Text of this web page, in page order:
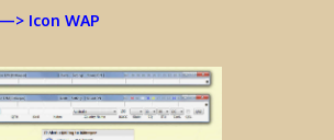
Icon WAP